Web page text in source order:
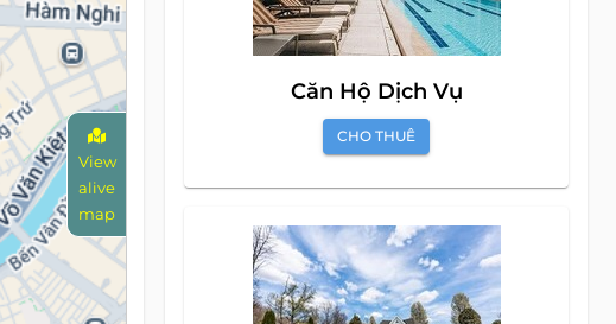
View
alive
map
Căn Hộ Dịch Vụ
CHO THUÊ